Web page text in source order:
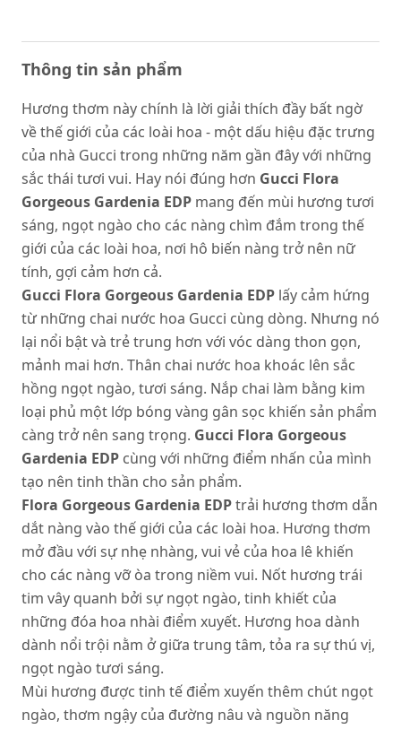
Thông tin sản phẩm
Hương thơm này chính là lời giải thích đầy bất ngờ
về thế giới của các loài hoa - một dấu hiệu đặc trưng
của nhà Gucci trong những năm gần đây với những
sắc thái tươi vui. Hay nói đúng hơn Gucci Flora
Gorgeous Gardenia EDP mang đến mùi hương tươi
sáng, ngọt ngào cho các nàng chìm đắm trong thế
giới của các loài hoa, nơi hô biến nàng trở nên nữ
tính, gợi cảm hơn cả.
Gucci Flora Gorgeous Gardenia EDP lấy cảm hứng
từ những chai nước hoa Gucci cùng dòng. Nhưng nó
lại nổi bật và trẻ trung hơn với vóc dàng thon gọn,
mảnh mai hơn. Thân chai nước hoa khoác lên sắc
hồng ngọt ngào, tươi sáng. Nắp chai làm bằng kim
loại phủ một lớp bóng vàng gân sọc khiến sản phẩm
càng trở nên sang trọng. Gucci Flora Gorgeous
Gardenia EDP cùng với những điểm nhấn của mình
tạo nên tinh thần cho sản phẩm.
Flora Gorgeous Gardenia EDPtrải hương thơm dẫn
dắt nàng vào thế giới của các loài hoa. Hương thơm
mở đầu với sự nhẹ nhàng, vui vẻ của hoa lê khiến
cho các nàng vỡ òa trong niềm vui. Nốt hương trái
tim vây quanh bởi sự ngọt ngào, tinh khiết của
những đóa hoa nhài điểm xuyết. Hương hoa dành
dành nổi trội nằm ở giữa trung tâm, tỏa ra sự thú vị,
ngọt ngào tươi sáng.
Mùi hương được tinh tế điểm xuyến thêm chút ngọt
ngào, thơm ngậy của đường nâu và nguồn năng